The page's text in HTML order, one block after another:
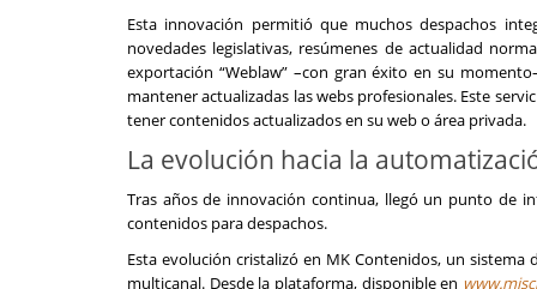
Esta innovación permitió que muchos despachos
novedades legislativas, resúmenes de actualidad
exportación “Weblaw” –con gran éxito en su
mantener actualizadas las webs profesionales. Este
tener contenidos actualizados en su web o área privada.
La evolución hacia la
Tras años de innovación continua, llegó un punto de
contenidos para despachos.
Esta evolución cristalizó en MK Contenidos, un
multicanal. Desde la plataforma, disponible en